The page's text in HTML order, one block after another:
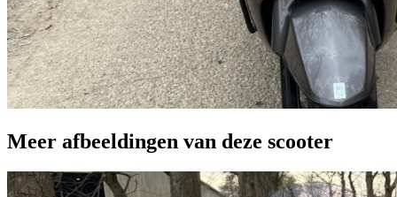
Meer afbeeldingen van deze scooter